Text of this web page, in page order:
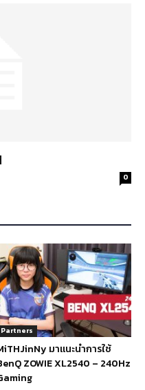
0
Partners
มาแนะนำการใช้
ZOWIE XL2540 – 240Hz